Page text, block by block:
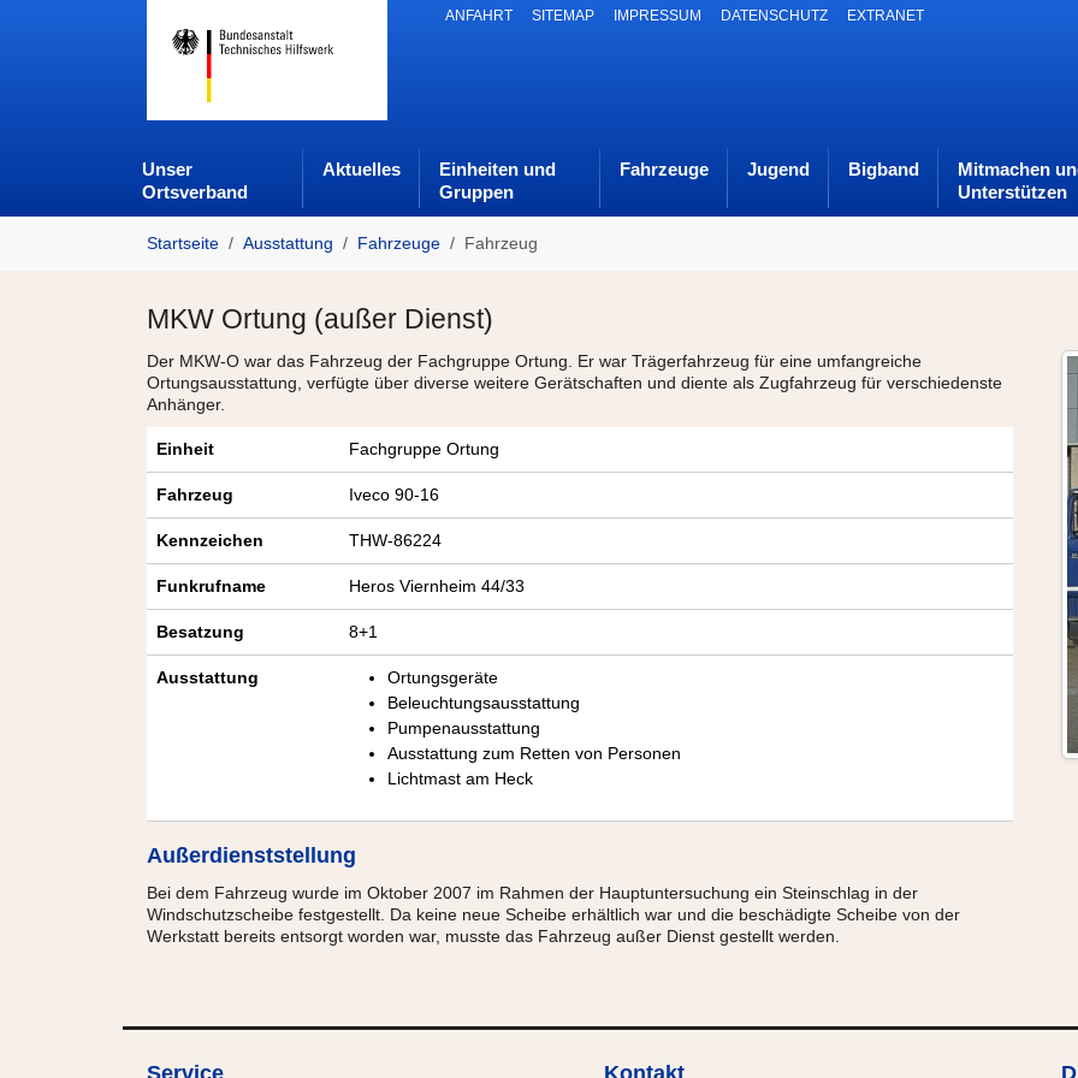
ANFAHRT SITEMAP IMPRESSUM DATENSCHUTZ EXTRANET
Unser
Ortsverband
Aktuelles
Einheiten und
Gruppen
Fahrzeuge Jugend Bigband
Mitmachen
Unterstützen
Startseite
Ausstattung Fahrzeuge Fahrzeug
MKW Ortung (außer Dienst)
Der MKW-O war das Fahrzeug der Fachgruppe Ortung. Er war Trägerfahrzeug für eine umfangreiche
Ortungsausstattung, verfügte über diverse weitere Gerätschaften und diente als Zugfahrzeug für verschiedenste
Anhänger.
Einheit Fachgruppe Ortung
Fahrzeug Iveco 90-16
Kennzeichen THW-86224
Funkrufname Heros Viernheim 44/33
Besatzung 8+1
Ausstattung
Ortungsgeräte
Beleuchtungsausstattung
Pumpenausstattung
Ausstattung zum Retten von Personen
Lichtmast am Heck
Außerdienststellung
Bei dem Fahrzeug wurde im Oktober 2007 im Rahmen der Hauptuntersuchung ein Steinschlag in der
Windschutzscheibe festgestellt. Da keine neue Scheibe erhältlich war und die beschädigte Scheibe von der
Werkstatt bereits entsorgt worden war, musste das Fahrzeug außer Dienst gestellt werden.
Service Kontakt